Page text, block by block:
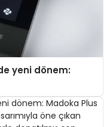
yeni dönem: